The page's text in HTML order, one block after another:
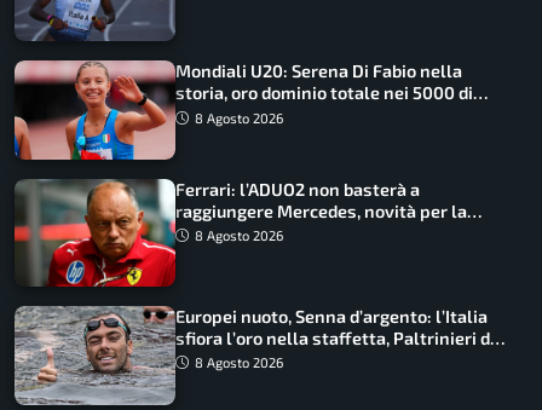
Mondiali U20: Serena Di Fabio nella
storia, oro dominio totale nei 5000 di
marcia
8 Agosto 2026
Ferrari: l’ADUO2 non basterà a
raggiungere Mercedes, novità per la
Macarena
8 Agosto 2026
Europei nuoto, Senna d’argento: l’Italia
sfiora l’oro nella staffetta, Paltrinieri da
urlo, il bilancio azzurro
8 Agosto 2026